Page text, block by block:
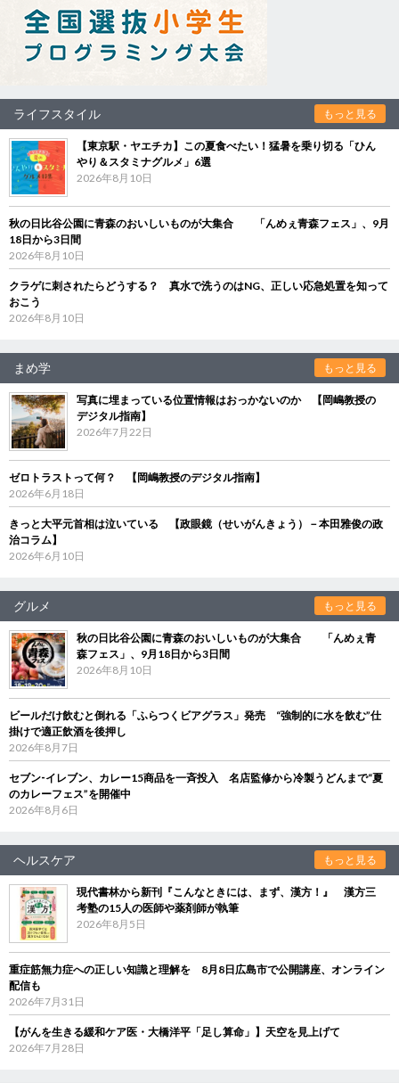
ライフスタイル もっと見る
【東京駅・ヤエチカ】この夏食べたい！猛暑を乗り切る「ひん
やり＆スタミナグルメ」6選
2026年8月10日
秋の日比谷公園に青森のおいしいものが大集合 「んめぇ青森フェス」、9月
18日から3日間
2026年8月10日
クラゲに刺されたらどうする？ 真水で洗うのはNG、正しい応急処置を知って
おこう
2026年8月10日
まめ学 もっと見る
写真に埋まっている位置情報はおっかないのか 【岡嶋教授の
デジタル指南】
2026年7月22日
ゼロトラストって何？ 【岡嶋教授のデジタル指南】
2026年6月18日
きっと大平元首相は泣いている 【政眼鏡（せいがんきょう）－本田雅俊の政
治コラム】
2026年6月10日
グルメ もっと見る
秋の日比谷公園に青森のおいしいものが大集合 「んめぇ青
森フェス」、9月18日から3日間
2026年8月10日
ビールだけ飲むと倒れる「ふらつくビアグラス」発売 “強制的に水を飲む”仕
掛けで適正飲酒を後押し
2026年8月7日
セブン‐イレブン、カレー15商品を一斉投入 名店監修から冷製うどんまで“夏
のカレーフェス”を開催中
2026年8月6日
ヘルスケア もっと見る
現代書林から新刊『こんなときには、まず、漢方！』 漢方三
考塾の15人の医師や薬剤師が執筆
2026年8月5日
重症筋無力症への正しい知識と理解を 8月8日広島市で公開講座、オンライン
配信も
2026年7月31日
【がんを生きる緩和ケア医・大橋洋平「足し算命」】天空を見上げて
2026年7月28日